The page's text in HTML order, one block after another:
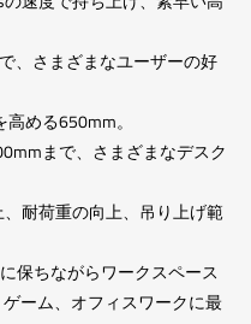
、さまざまなユーザーの好
める650mm。
まで、さまざまなデスク
耐荷重の向上、吊り上げ範
保ちながらワークスペース
ーム、オフィスワークに最